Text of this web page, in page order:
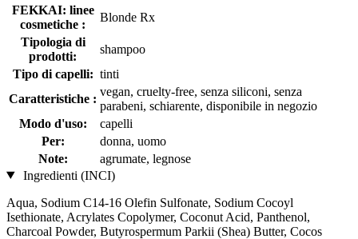
FEKKAI: linee
cosmetiche :
Blonde Rx
Tipologia di
prodotti:
shampoo
Tipo di capelli: tinti
Caratteristiche :
vegan, cruelty-free, senza siliconi, senza
parabeni, schiarente, disponibile in negozio
Modo d'uso:
capelli
Per:
donna, uomo
Note:
agrumate, legnose
Ingredienti (INCI)
Aqua, Sodium C14-16 Olefin Sulfonate, Sodium Cocoyl
Isethionate, Acrylates Copolymer, Coconut Acid, Panthenol,
Charcoal Powder, Butyrospermum Parkii (Shea) Butter, Cocos